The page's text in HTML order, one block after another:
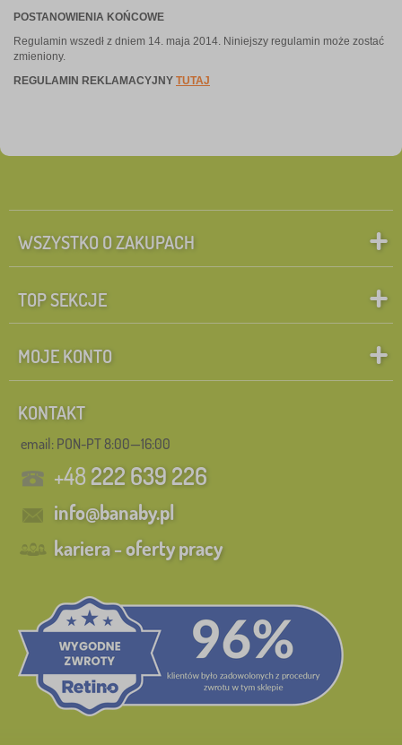
POSTANOWIENIA KOŃCOWE
Regulamin wszedł z dniem 14. maja 2014. Niniejszy regulamin może zostać
zmieniony.
REGULAMIN REKLAMACYJNY TUTAJ
WSZYSTKO O ZAKUPACH
TOP SEKCJE
MOJE KONTO
KONTAKT
email: PON-PT 8:00—16:00
+48222 639 226
info@banaby.pl
kariera - oferty pracy